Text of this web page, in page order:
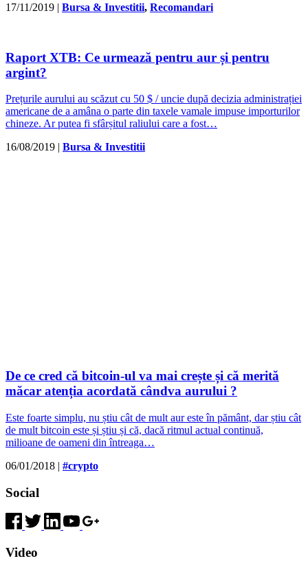
17/11/2019 | Bursa & Investitii, Recomandari
Raport XTB: Ce urmează pentru aur și pentru
argint?
Prețurile aurului au scăzut cu 50 $ / uncie după decizia administrației
americane de a amâna o parte din taxele vamale impuse importurilor
chineze. Ar putea fi sfârșitul raliului care a fost…
16/08/2019 | Bursa & Investitii
De ce cred că bitcoin-ul va mai crește și că merită
măcar atenția acordată cândva aurului ?
Este foarte simplu, nu știu cât de mult aur este în pământ, dar știu cât
de mult bitcoin este și știu și că, dacă ritmul actual continuă,
milioane de oameni din întreaga…
06/01/2018 | #crypto
Social
Video